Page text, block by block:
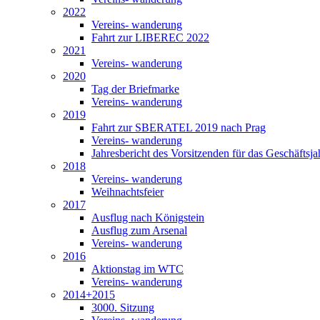
2022
Vereins- wanderung
Fahrt zur LIBEREC 2022
2021
Vereins- wanderung
2020
Tag der Briefmarke
Vereins- wanderung
2019
Fahrt zur SBERATEL 2019 nach Prag
Vereins- wanderung
Jahresbericht des Vorsitzenden für das
2018
Vereins- wanderung
Weihnachtsfeier
2017
Ausflug nach Königstein
Ausflug zum Arsenal
Vereins- wanderung
2016
Aktionstag im WTC
Vereins- wanderung
2014+2015
3000. Sitzung